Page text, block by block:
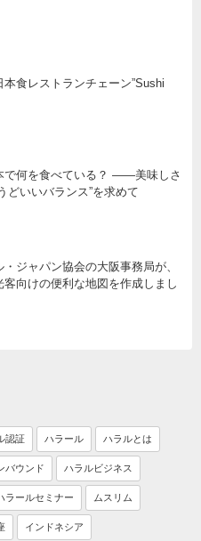
食レストランチェーン”Sushi
で何を食べている？ ――美味しさ
どいいバランス”を求めて
ジャパン協会の大阪事務局が、
向けの便利な地図を作成しまし
認証 ハラール ハラルとは
バウンド ハラルビジネス
ラールセミナー ムスリム
インドネシア